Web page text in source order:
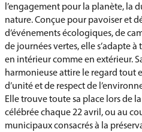
l’engagement pour la planète, la
nature. Conçue pour pavoiser et
d’événements écologiques, de
de journées vertes, elle s’adapte
en intérieur comme en extérieur.
harmonieuse attire le regard tout
d’unité et de respect de
Elle trouve toute sa place lors de
célébrée chaque 22 avril, ou au
municipaux consacrés à la